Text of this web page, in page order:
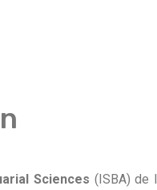
Sciences (ISBA) de